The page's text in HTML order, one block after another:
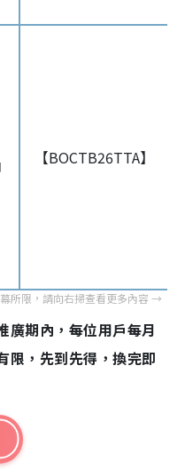
【BOCTB26TTA】
廣期內，每位用戶每月
限，先到先得，換完即